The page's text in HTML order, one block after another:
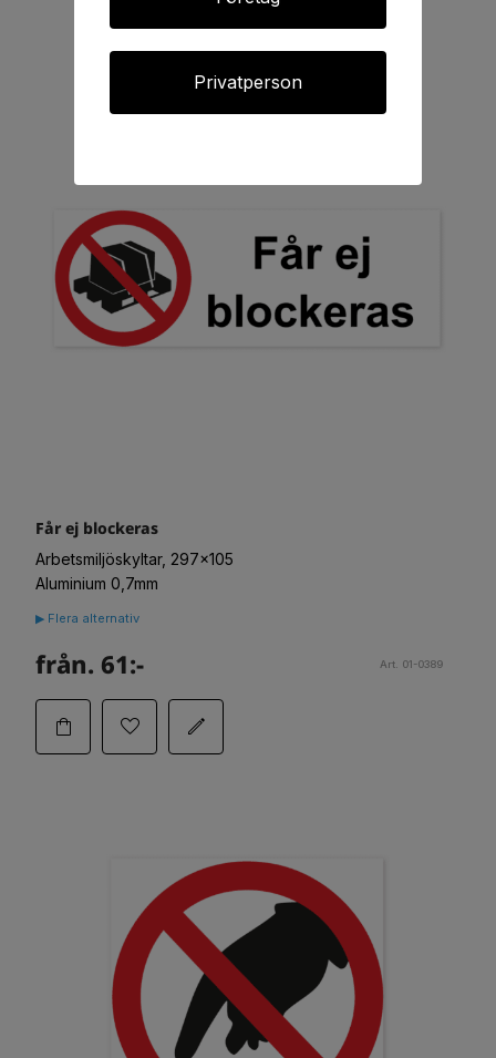
Får ej blockeras
Arbetsmiljöskyltar, 297x105
Aluminium 0,7mm
▶ Flera alternativ
från. 61:- Art. 01-0389
Privatperson